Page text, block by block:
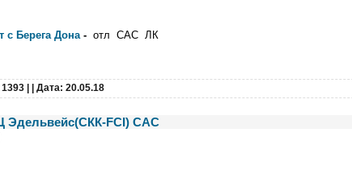
с Берега Дона - отл САС ЛК
| | Дата: 20.05.18
Эдельвейс(СКК-FCI) САС